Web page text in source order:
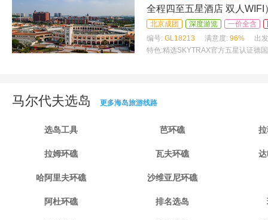
全程四至五星酒店 双人WIFI
北京成团 深度游览 一价全含
编号: GL18213 满意度: 96%
出
特色:精选SKYTRAX官方五星认证德
马尔代夫选岛 更多海岛旅游线路
选岛工具 芭环礁
拉姆环礁 瓦夫环礁
哈阿里夫环礁 沙维亚尼环礁
阿杜环礁 排名选岛